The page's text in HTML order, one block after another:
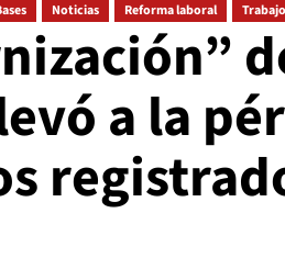
Noticias Reforma laboral Trabajo
a la